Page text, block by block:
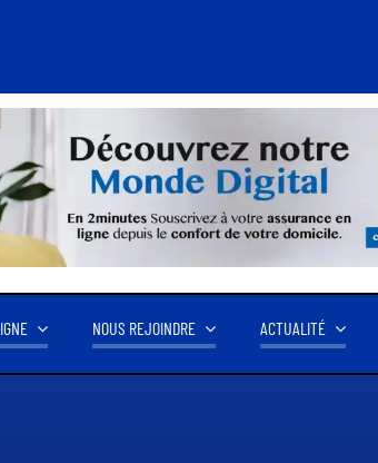
NOUS REJOINDRE ACTUALITÉ